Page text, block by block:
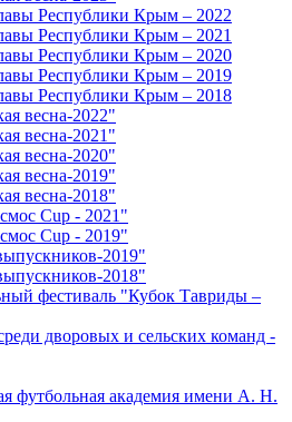
Республики Крым – 2022
Республики Крым – 2021
Республики Крым – 2020
Республики Крым – 2019
Республики Крым – 2018
весна-2022"
весна-2021"
весна-2020"
весна-2019"
весна-2018"
Cup - 2021"
Cup - 2019"
2019"
2018"
фестиваль "Кубок Тавриды –
дворовых и сельских команд -
футбольная академия имени А. Н.